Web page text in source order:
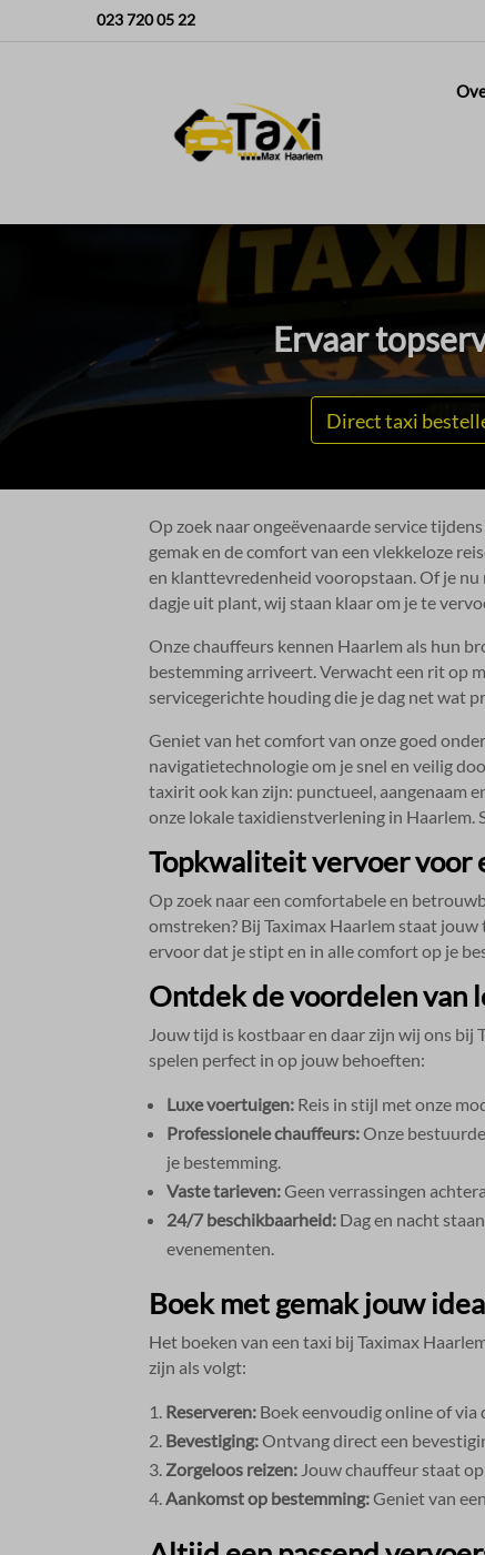
023 720 05 22
Ervaar
Direct taxi
Op zoek naar ongeëvenaarde service
gemak en de comfort van een vlekkeloze
en klanttevredenheid vooropstaan.​ Of je
dagje uit plant, wij staan klaar om je te
Onze chauffeurs kennen Haarlem als hun
bestemming arriveert.​ Verwacht een rit op
servicegerichte houding die je dag net wat
Geniet van het comfort van onze goed
navigatietechnologie om je snel en veilig
taxirit ook kan zijn: punctueel, aangenaam
onze lokale taxidienstverlening in Haarlem.​
Topkwaliteit vervoer voor
Op zoek naar een comfortabele en
omstreken? Bij Taximax Haarlem staat
ervoor dat je stipt en in alle comfort op je
Ontdek de voordelen van
Jouw tijd is kostbaar en daar zijn wij ons bij
spelen perfect in op jouw behoeften:
Luxe voertuigen: Reis in stijl met onze
Professionele chauffeurs:Onze
je bestemming.​
Vaste tarieven:Geen verrassingen
24/7 beschikbaarheid: Dag en nacht
evenementen.​
Boek met gemak jouw
Het boeken van een taxi bij Taximax
zijn als volgt:
Reserveren: Boek eenvoudig online of via
Bevestiging:Ontvang direct een
Zorgeloos reizen: Jouw chauffeur staat
Aankomst op bestemming:Geniet van